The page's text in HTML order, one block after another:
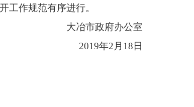
工作规范有序进行。
大冶市政府办公室
2019年2月18日